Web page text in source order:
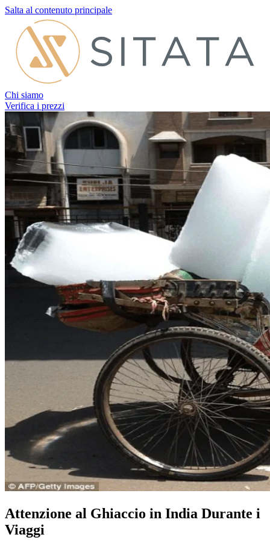
Salta al contenuto principale
Chi siamo
Verifica i prezzi
Attenzione al Ghiaccio in India Durante i
Viaggi